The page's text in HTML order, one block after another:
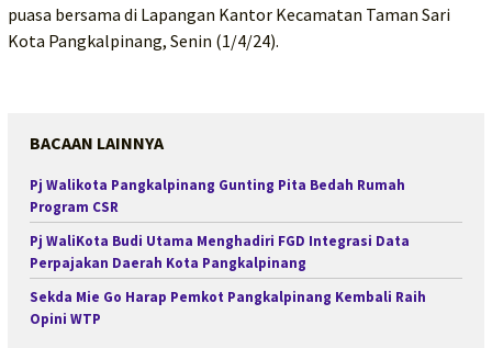
puasa bersama di Lapangan Kantor Kecamatan Taman Sari
Kota Pangkalpinang, Senin (1/4/24).
BACAAN LAINNYA
Pj Walikota Pangkalpinang Gunting Pita Bedah Rumah
Program CSR
Pj WaliKota Budi Utama Menghadiri FGD Integrasi Data
Perpajakan Daerah Kota Pangkalpinang
Sekda Mie Go Harap Pemkot Pangkalpinang Kembali Raih
Opini WTP